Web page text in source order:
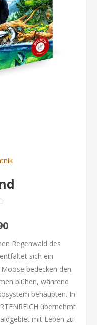
Regenwald des
sich ein
bedecken den
blühen, während
behaupten. In
übernehmt
mit Leben zu